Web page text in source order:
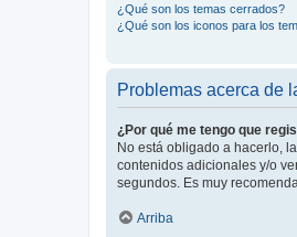
¿Qué son los temas cerrados?
¿Qué son los iconos para los
Problemas acerca de
¿Por qué me tengo que
No está obligado a hacerlo,
contenidos adicionales y/o
segundos. Es muy
Arriba